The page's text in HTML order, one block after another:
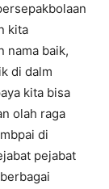
kita
nama baik,
di dalm
kita bisa
olah raga
di
pejabat